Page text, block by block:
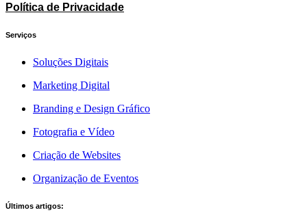
Política de Privacidade
Serviços
Soluções Digitais
Marketing Digital
Branding e Design Gráfico
Fotografia e Vídeo
Criação de Websites
Organização de Eventos
Últimos artigos: